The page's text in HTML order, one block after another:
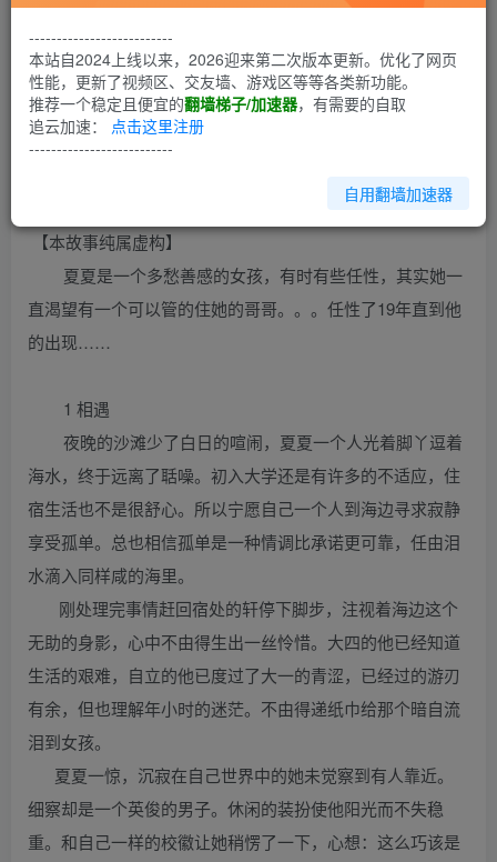
第1回
主人公：陈夏夏 女 19岁， 郝轩 男 23岁
场景：海边 公寓 学校
【本故事纯属虚构】
夏夏是一个多愁善感的女孩，有时有些任性，其实她一
直渴望有一个可以管的住她的哥哥。。。任性了19年直到他
的出现……
1 相遇
夜晚的沙滩少了白日的喧闹，夏夏一个人光着脚丫逗着
海水，终于远离了聒噪。初入大学还是有许多的不适应，住
宿生活也不是很舒心。所以宁愿自己一个人到海边寻求寂静
享受孤单。总也相信孤单是一种情调比承诺更可靠，任由泪
水滴入同样咸的海里。
刚处理完事情赶回宿处的轩停下脚步，注视着海边这个
无助的身影，心中不由得生出一丝怜惜。大四的他已经知道
生活的艰难，自立的他已度过了大一的青涩，已经过的游刃
有余，但也理解年小时的迷茫。不由得递纸巾给那个暗自流
泪到女孩。
夏夏一惊，沉寂在自己世界中的她未觉察到有人靠近。
细察却是一个英俊的男子。休闲的装扮使他阳光而不失稳
重。和自己一样的校徽让她稍愣了一下，心想：这么巧该是
--------------------------
本站自2024上线以来，2026迎来第二次版本更新。优化了网页
性能，更新了视频区、交友墙、游戏区等等各类新功能。
推荐一个稳定且便宜的翻墙梯子/加速器，有需要的自取
追云加速： 点击这里注册
--------------------------
自用翻墙加速器